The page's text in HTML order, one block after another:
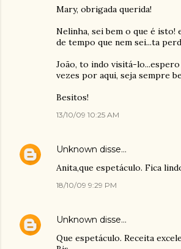
Mary, obrigada querida!
Nelinha, sei bem o que é isto!
de tempo que nem sei...ta
João, to indo visitá-
vezes por aqui, seja sempre
Besitos!
13/10/09 10:25 AM
Unknown disse…
Anita,que espetáculo. Fica
18/10/09 9:29 PM
Unknown disse…
Que espetáculo. Receita